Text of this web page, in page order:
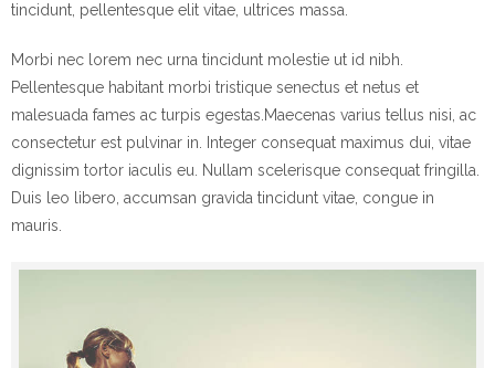
tincidunt, pellentesque elit vitae, ultrices massa.
Morbi nec lorem nec urna tincidunt molestie ut id nibh.
Pellentesque habitant morbi tristique senectus et netus et
malesuada fames ac turpis egestas.Maecenas varius tellus nisi, ac
consectetur est pulvinar in. Integer consequat maximus dui, vitae
dignissim tortor iaculis eu. Nullam scelerisque consequat fringilla.
Duis leo libero, accumsan gravida tincidunt vitae, congue in
mauris.